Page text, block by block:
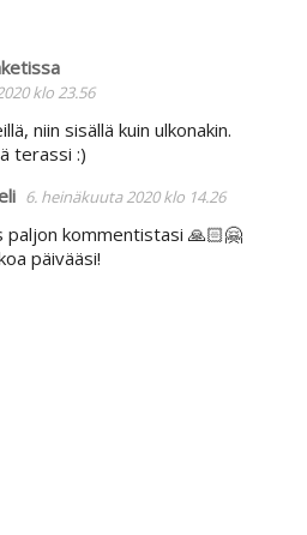
klo 23.56
niin sisällä kuin ulkonakin.
terassi :)
6. heinäkuuta 2020 klo 14.26
paljon kommentistasi 🙏🏻🤗
päivääsi!